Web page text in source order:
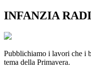
INFANZIA
Pubblichiamo i lavori che i
tema della Primavera.